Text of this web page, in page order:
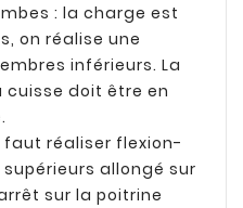
: la charge est
on réalise une
inférieurs. La
cuisse doit être en
faut réaliser flexion-
allongé sur
sur la poitrine